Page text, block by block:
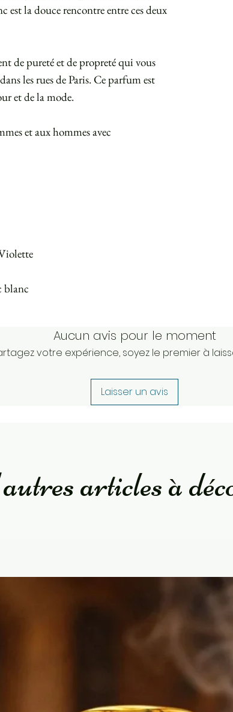
est la douce rencontre entre ces deux
de pureté et de propreté qui vous
les rues de Paris. Ce parfum est
et de la mode.
et aux hommes avec
blanc
Aucun avis pour le moment
votre expérience, soyez le premier à
Laisser un avis
articles à